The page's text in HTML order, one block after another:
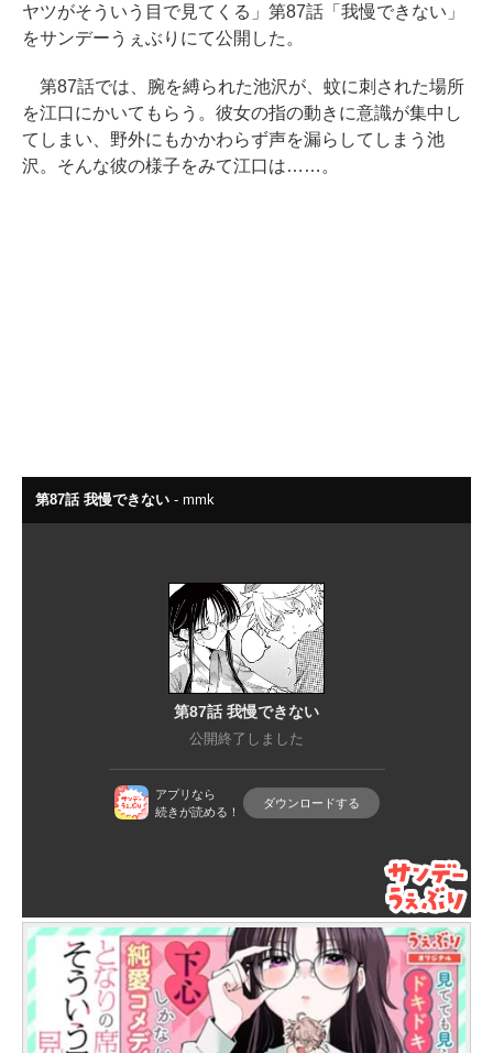
ヤツがそういう目で見てくる」第87話「我慢できない」
をサンデーうぇぶりにて公開した。
第87話では、腕を縛られた池沢が、蚊に刺された場所
を江口にかいてもらう。彼女の指の動きに意識が集中し
てしまい、野外にもかかわらず声を漏らしてしまう池
沢。そんな彼の様子をみて江口は……。